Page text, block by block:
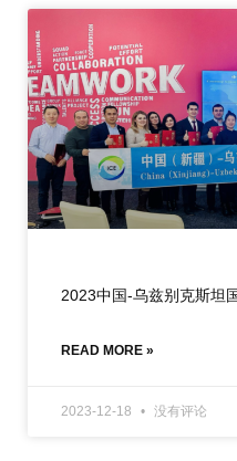
2023中国-乌兹别克斯坦
READ MORE »
2023-12-18 没有评论